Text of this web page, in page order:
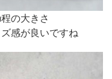
の大きさ
感が良いですね